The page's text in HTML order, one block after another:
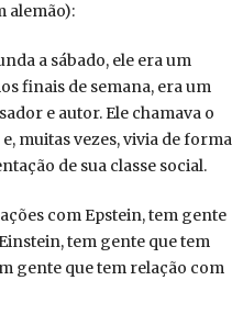
alemão):
a sábado, ele era um
finais de semana, era um
e autor. Ele chamava o
muitas vezes, vivia de forma
de sua classe social.
com Epstein, tem gente
tem gente que tem
gente que tem relação com